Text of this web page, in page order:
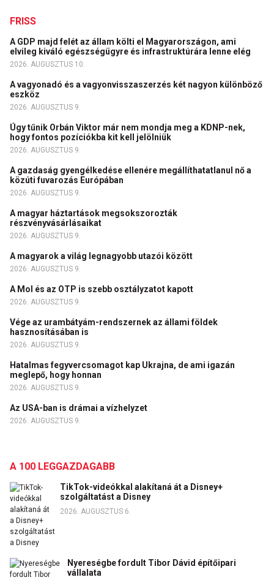
FRISS
A GDP majd felét az állam költi el Magyarországon, ami
elvileg kiváló egészségügyre és infrastruktúrára lenne elég
2026. AUGUSZTUS 10.
A vagyonadó és a vagyonvisszaszerzés két nagyon különböző
eszköz
2026. AUGUSZTUS 9.
Úgy tűnik Orbán Viktor már nem mondja meg a KDNP-nek,
hogy fontos pozíciókba kit kell jelölniük
2026. AUGUSZTUS 9.
A gazdaság gyengélkedése ellenére megállíthatatlanul nő a
közúti fuvarozás Európában
2026. AUGUSZTUS 9.
A magyar háztartások megsokszorozták
részvényvásárlásaikat
2026. AUGUSZTUS 9.
A magyarok a világ legnagyobb utazói között
2026. AUGUSZTUS 9.
A Mol és az OTP is szebb osztályzatot kapott
2026. AUGUSZTUS 9.
Vége az urambátyám-rendszernek az állami földek
hasznosításában is
2026. AUGUSZTUS 9.
Hatalmas fegyvercsomagot kap Ukrajna, de ami igazán
meglepő, hogy honnan
2026. AUGUSZTUS 9.
Az USA-ban is drámai a vízhelyzet
2026. AUGUSZTUS 9.
A 100 LEGGAZDAGABB
TikTok-videókkal alakítaná át a Disney+
szolgáltatást a Disney
2026. AUGUSZTUS 6.
Nyereségbe fordult Tibor Dávid építőipari
vállalata